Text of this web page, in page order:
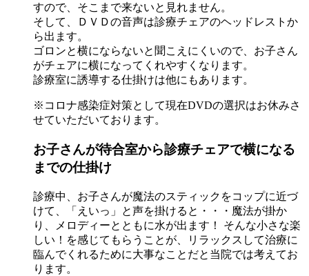
すので、そこまで来ないと見れません。
そして、ＤＶＤの音声は診療チェアのヘッドレストか
ら出ます。
ゴロンと横にならないと聞こえにくいので、お子さん
がチェアに横になってくれやすくなります。
診療室に誘導する仕掛けは他にもあります。
※コロナ感染症対策として現在DVDの選択はお休みさ
せていただいております。
お子さんが待合室から診療チェアで横になる
までの仕掛け
診療中、お子さんが魔法のスティックをコップに近づ
けて、「えいっ」と声を掛けると・・・魔法が掛か
り、メロディーとともに水が出ます！ そんな小さな楽
しい！を感じてもらうことが、リラックスして治療に
臨んでくれるために大事なこと だと当院では考えてお
ります。